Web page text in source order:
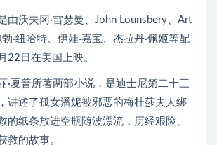
由沃夫冈·雷瑟曼、John Lounsbery、Art
·纽哈特、伊娃·嘉宝、杰拉丹·佩姬等配
22日在美国上映。
·夏普所著两部小说，是迪士尼第二十三
讲述了孤女潘妮被邪恶的梅杜莎夫人绑
的纸条放进空瓶随波漂流，历经艰险、
救的故事。